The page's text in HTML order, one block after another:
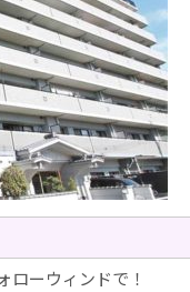
ローウィンドで！